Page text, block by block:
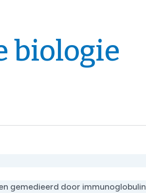
biologie
gemedieerd door